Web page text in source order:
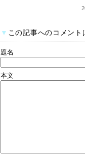
▼ この記事へのコメント
題名
本文